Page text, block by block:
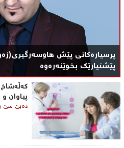
پرسیارەکانی پێش
پێشنیارێک بخوێنەرەوە
پیاوان و
دەبێ سێ